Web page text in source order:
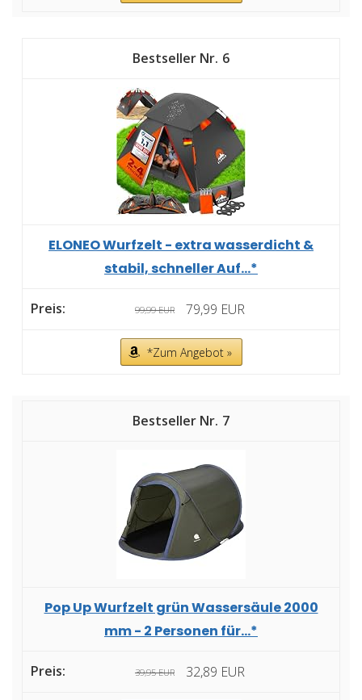
6
ELONEO Wurfzelt - extra wasserdicht &
stabil, schneller Auf...*
99,99 EUR 79,99 EUR
*Zum Angebot »
7
Pop Up Wurfzelt grün Wassersäule 2000
mm - 2 Personen für...*
39,95 EUR 32,89 EUR